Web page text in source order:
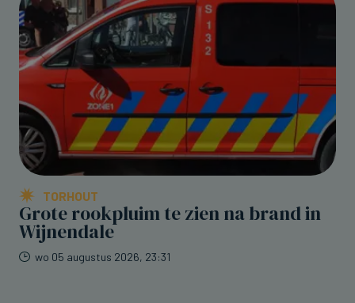
TORHOUT
Grote rookpluim te zien na brand in
Wijnendale
wo 05 augustus 2026, 23:31